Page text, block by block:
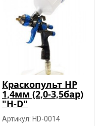
Краскопульт HP
1,4мм (2,0-3,5бар)
"H-D"
Артикул: HD-0014